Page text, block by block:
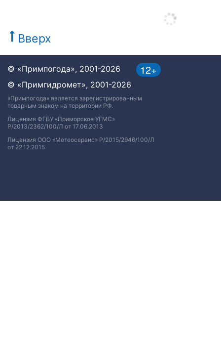
Вверх
12+
© «Примпогода», 2001-2026
© «Примгидромет», 2001-2026
«Примпогода» является зарегистрированным
товарным знаком на территории РФ.
Лицензия ФГБУ «Приморское УГМС»
Р/2013/2362/100/Л от 17.06.2013
Лицензия ООО «Метеосервис» Р/2015/2946/100/Л
от 22.12.2015